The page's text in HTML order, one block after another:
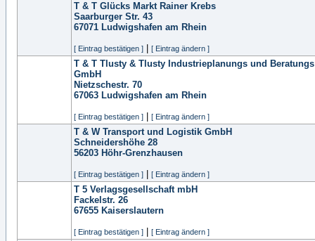
T & T Glücks Markt Rainer Krebs
Saarburger Str. 43
67071 Ludwigshafen am Rhein
[ Eintrag bestätigen ] [ Eintrag ändern ]
T & T Tlusty & Tlusty Industrieplanungs und Beratungs
GmbH
Nietzschestr. 70
67063 Ludwigshafen am Rhein
[ Eintrag bestätigen ] [ Eintrag ändern ]
T & W Transport und Logistik GmbH
Schneidershöhe 28
56203 Höhr-Grenzhausen
[ Eintrag bestätigen ] [ Eintrag ändern ]
T 5 Verlagsgesellschaft mbH
Fackelstr. 26
67655 Kaiserslautern
[ Eintrag bestätigen ] [ Eintrag ändern ]